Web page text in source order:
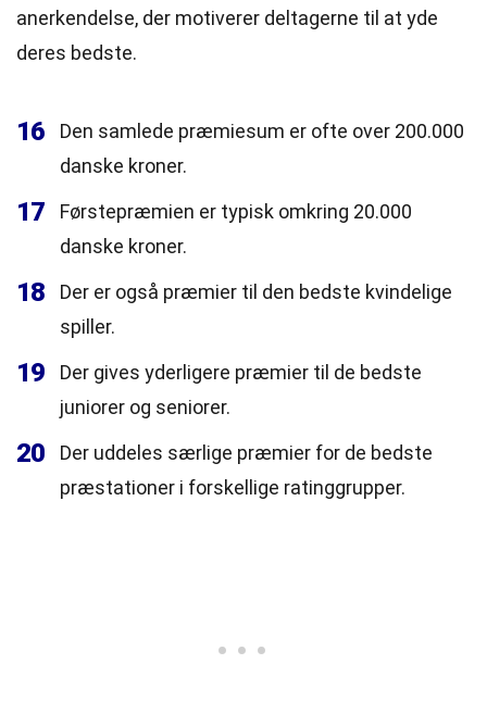
anerkendelse, der motiverer deltagerne til at yde
deres bedste.
16
Den samlede præmiesum er ofte over 200.000
danske kroner.
17
Førstepræmien er typisk omkring 20.000
danske kroner.
18
Der er også præmier til den bedste kvindelige
spiller.
19
Der gives yderligere præmier til de bedste
juniorer og seniorer.
20
Der uddeles særlige præmier for de bedste
præstationer i forskellige ratinggrupper.